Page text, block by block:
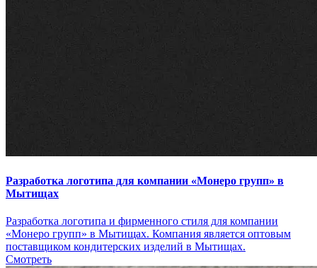
Разработка логотипа для компании «Монеро групп» в
Мытищах
Разработка логотипа и фирменного стиля для компании
«Монеро групп» в Мытищах. Компания является оптовым
поставщиком кондитерских изделий в Мытищах.
Смотреть